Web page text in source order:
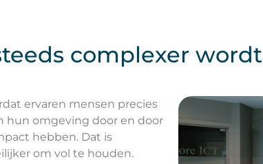
complexer wordt
ervaren mensen precies
hun omgeving door en door
hebben. Dat is
om vol te houden.